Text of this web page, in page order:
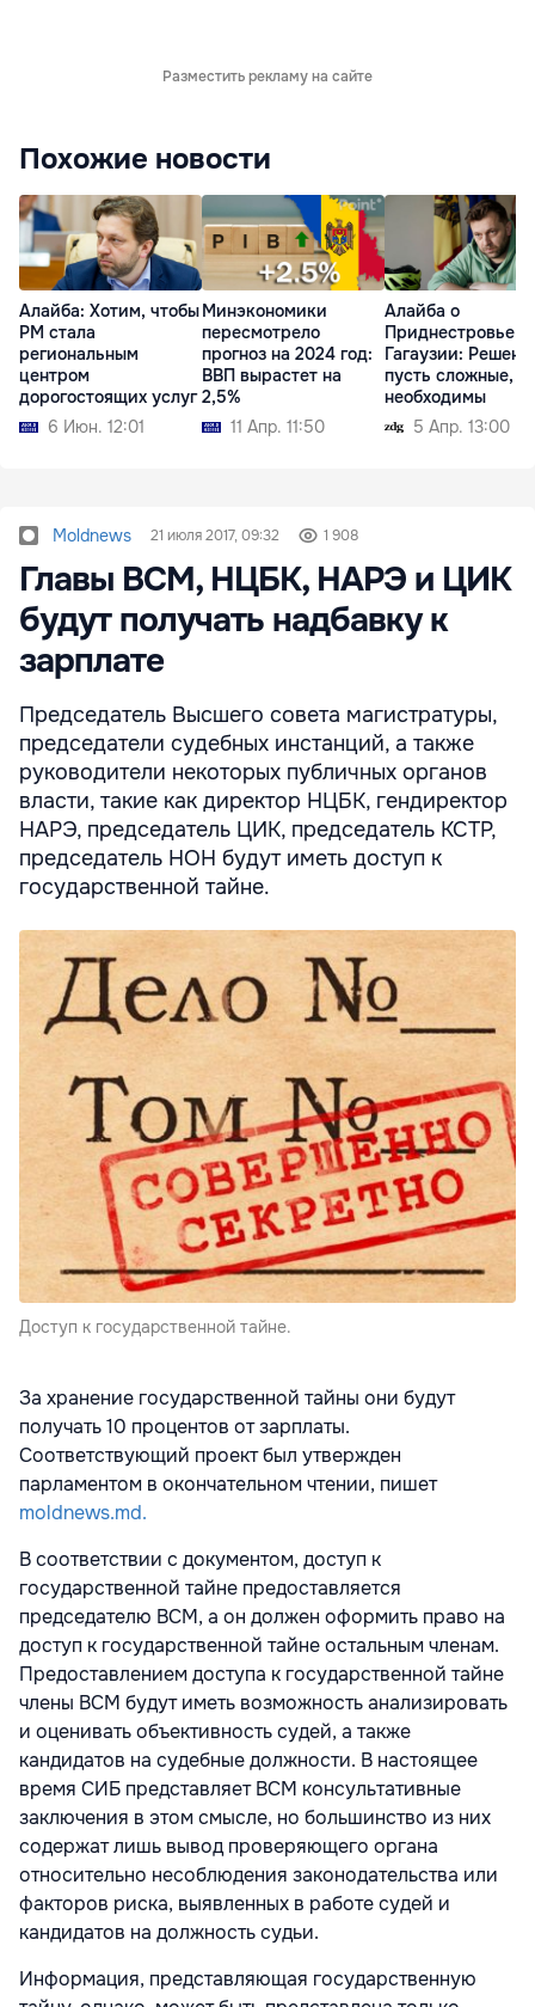
Разместить рекламу на сайте
Похожие новости
Алайба: Хотим, чтобы
РМ стала
региональным
центром
дорогостоящих услуг
6 Июн. 12:01
Минэкономики
пересмотрело
прогноз на 2024 год:
ВВП вырастет на
2,5%
11 Апр. 11:50
Алайба о
Приднестровье и
Гагаузии:
пусть сложные,
необходимы
5 Апр. 13:00
Moldnews 21 июля 2017, 09:32 1 908
Главы ВСМ, НЦБК, НАРЭ и ЦИК
будут получать надбавку к
зарплате
Председатель Высшего совета магистратуры,
председатели судебных инстанций, а также
руководители некоторых публичных органов
власти, такие как директор НЦБК, гендиректор
НАРЭ, председатель ЦИК, председатель КСТР,
председатель НОН будут иметь доступ к
государственной тайне.
Доступ к государственной тайне.
За хранение государственной тайны они будут
получать 10 процентов от зарплаты.
Соответствующий проект был утвержден
парламентом в окончательном чтении, пишет
moldnews.md.
В соответствии с документом, доступ к
государственной тайне предоставляется
председателю ВСМ, а он должен оформить право на
доступ к государственной тайне остальным членам.
Предоставлением доступа к государственной тайне
члены ВСМ будут иметь возможность анализировать
и оценивать объективность судей, а также
кандидатов на судебные должности. В настоящее
время СИБ представляет ВСМ консультативные
заключения в этом смысле, но большинство из них
содержат лишь вывод проверяющего органа
относительно несоблюдения законодательства или
факторов риска, выявленных в работе судей и
кандидатов на должность судьи.
Информация, представляющая государственную